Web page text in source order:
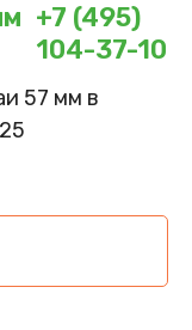
+7 (495)
104-37-10